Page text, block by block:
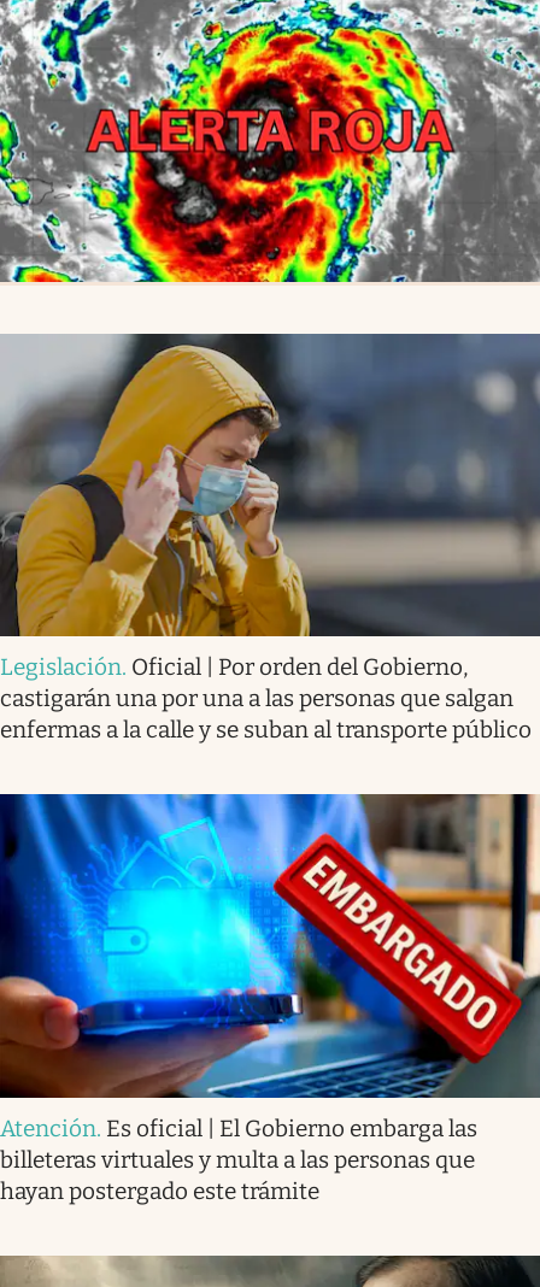
Legislación. Oficial | Por orden del Gobierno,
castigarán una por una a las personas que salgan
enfermas a la calle y se suban al transporte público
Atención. Es oficial | El Gobierno embarga las
billeteras virtuales y multa a las personas que
hayan postergado este trámite